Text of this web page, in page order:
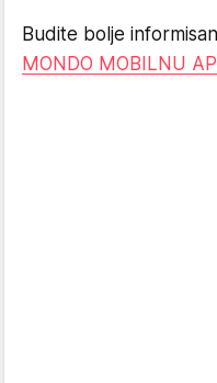
Budite bolje
MONDO MOBILNU